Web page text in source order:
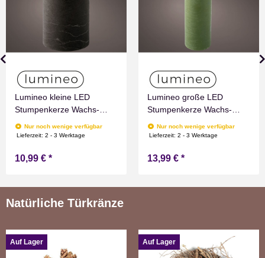
Lumineo kleine LED
Stumpenkerze Wachs-
Optik Grau mit Timer
Flammen Effect für
hoch
Nur noch wenige verfügbar
Lieferzeit:2 - 3 Werktage
10,99 € *
Lumineo große LED
Stumpenkerze Wachs-
Optik Grün mit Timer
Flammen Effect für
hoch
Nur noch wenige verfügbar
Lieferzeit:2 - 3 Werktage
13,99 € *
Natürliche Türkränze
Auf Lager Auf Lager